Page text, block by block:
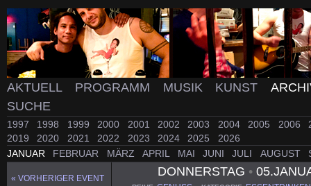
AKTUELL PROGRAMM MUSIK KUNST
SUCHE
1997 1998 1999 2000 2001 2002 2003 2004 2005 2006
2019
2020 2021 2022 2023 2024 2025
2026
JANUAR
FEBRUAR MÄRZ APRIL MAI JUNI JULI AUGUST
« VORHERIGER EVENT
DONNERSTAG •